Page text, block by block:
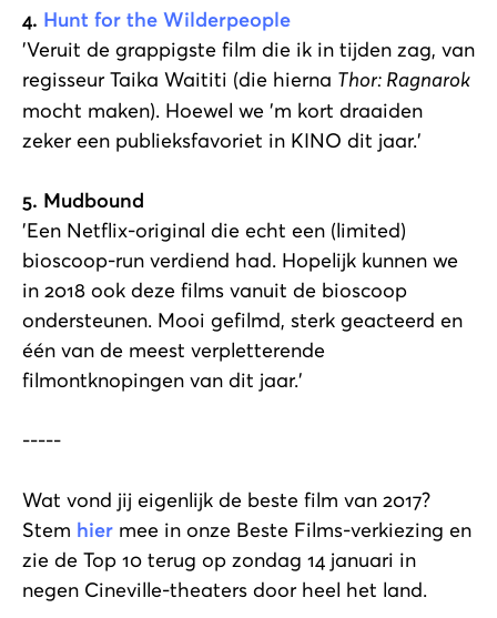
4. Hunt for the Wilderpeople
'Veruit de grappigste film die ik in tijden zag, van
regisseur Taika Waititi (die hierna Thor: Ragnarok
mocht maken). Hoewel we 'm kort draaiden
zeker een publieksfavoriet in KINO dit jaar.'
5. Mudbound
'Een Netflix-original die echt een (limited)
bioscoop-run verdiend had. Hopelijk kunnen we
in 2018 ook deze films vanuit de bioscoop
ondersteunen. Mooi gefilmd, sterk geacteerd en
één van de meest verpletterende
filmontknopingen van dit jaar.'
-----
Wat vond jij eigenlijk de beste film van 2017?
Stem hier mee in onze Beste Films-verkiezing en
zie de Top 10 terug op zondag 14 januari in
negen Cineville-theaters door heel het land.